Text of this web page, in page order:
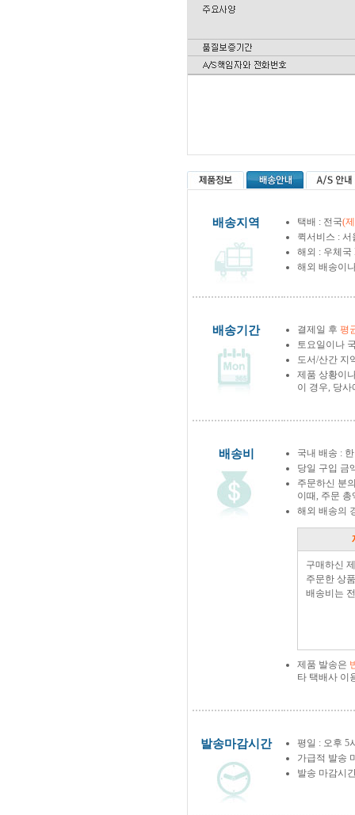
배송지역 택배 : 전국(
퀵서비스 :
해외 : 우체국
해외 배송이
배송기간 결제일 후 평
토요일이나
도서/산간 지
제품 상황이
이 경우, 당
배송비
국내 배송 :
당일 구입 금
주문하신 분
이때, 주문
해외 배송의
구매하신
주문한 상
배송비는
제품 발송은
타 택배사 이
발송마감시간
평일 : 오후 5
가급적 발송
발송 마감시